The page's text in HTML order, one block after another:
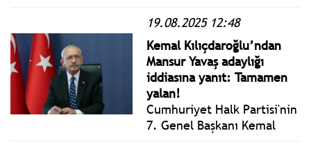
çevirebilmek adına,
“Demek ki CHP doğru
yolda!” diyebilecek kadar
gözünü kötülük bürümüş,
ıslah olmaz muhterislerin
de kepazeliğini söylemek
görevimdir.
19.08.2025 12:48
Kemal Kılıçdaroğlu’ndan
Mansur Yavaş adaylığı
iddiasına yanıt: Tamamen
yalan!
Cumhuriyet Halk Partisi'nin
7. Genel Başkanı Kemal